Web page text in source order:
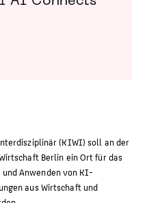
(KIWI) soll an der
Berlin ein Ort für das
Anwenden von KI-
aus Wirtschaft und